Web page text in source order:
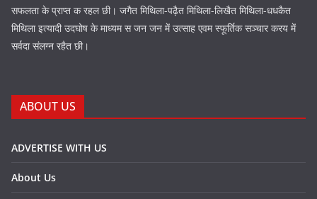
सफलता के प्राप्त क रहल छी। जगैत मिथिला-पढ़ैत मिथिला-लिखैत मिथिला-धधकैत
मिथिला इत्यादी उदघोष के माध्यम स जन जन में उत्साह एवम स्फूर्तिक सञ्चार करय में
सर्वदा संलग्न रहैत छी।
ABOUT US
ADVERTISE WITH US
About Us